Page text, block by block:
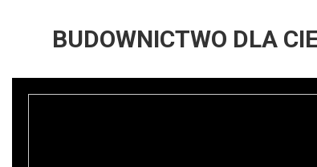
BUDOWNICTWO DLA